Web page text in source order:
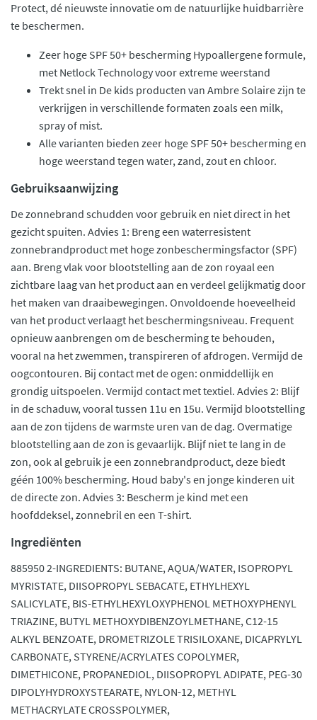
Protect, dé nieuwste innovatie om de natuurlijke huidbarrière
te beschermen.
Zeer hoge SPF 50+ bescherming Hypoallergene formule,
met Netlock Technology voor extreme weerstand
Trekt snel in De kids producten van Ambre Solaire zijn te
verkrijgen in verschillende formaten zoals een milk,
spray of mist.
Alle varianten bieden zeer hoge SPF 50+ bescherming en
hoge weerstand tegen water, zand, zout en chloor.
Gebruiksaanwijzing
De zonnebrand schudden voor gebruik en niet direct in het
gezicht spuiten. Advies 1: Breng een waterresistent
zonnebrandproduct met hoge zonbeschermingsfactor (SPF)
aan. Breng vlak voor blootstelling aan de zon royaal een
zichtbare laag van het product aan en verdeel gelijkmatig door
het maken van draaibewegingen. Onvoldoende hoeveelheid
van het product verlaagt het beschermingsniveau. Frequent
opnieuw aanbrengen om de bescherming te behouden,
vooral na het zwemmen, transpireren of afdrogen. Vermijd de
oogcontouren. Bij contact met de ogen: onmiddellijk en
grondig uitspoelen. Vermijd contact met textiel. Advies 2: Blijf
in de schaduw, vooral tussen 11u en 15u. Vermijd blootstelling
aan de zon tijdens de warmste uren van de dag. Overmatige
blootstelling aan de zon is gevaarlijk. Blijf niet te lang in de
zon, ook al gebruik je een zonnebrandproduct, deze biedt
géén 100% bescherming. Houd baby's en jonge kinderen uit
de directe zon. Advies 3: Bescherm je kind met een
hoofddeksel, zonnebril en een T-shirt.
Ingrediënten
885950 2-INGREDIENTS: BUTANE, AQUA/WATER, ISOPROPYL
MYRISTATE, DIISOPROPYL SEBACATE, ETHYLHEXYL
SALICYLATE, BIS-ETHYLHEXYLOXYPHENOL METHOXYPHENYL
TRIAZINE, BUTYL METHOXYDIBENZOYLMETHANE, C12-15
ALKYL BENZOATE, DROMETRIZOLE TRISILOXANE, DICAPRYLYL
CARBONATE, STYRENE/ACRYLATES COPOLYMER,
DIMETHICONE, PROPANEDIOL, DIISOPROPYL ADIPATE, PEG-30
DIPOLYHYDROXYSTEARATE, NYLON-12, METHYL
METHACRYLATE CROSSPOLYMER,